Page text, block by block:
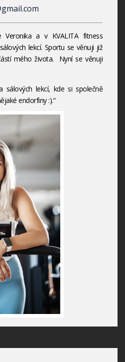
Veronika a v KVALITA fitness
lekcí. Sportu se věnuji již
mého života. Nyní se věnuji
sálových lekcí, kde si společně
endorfiny :).“